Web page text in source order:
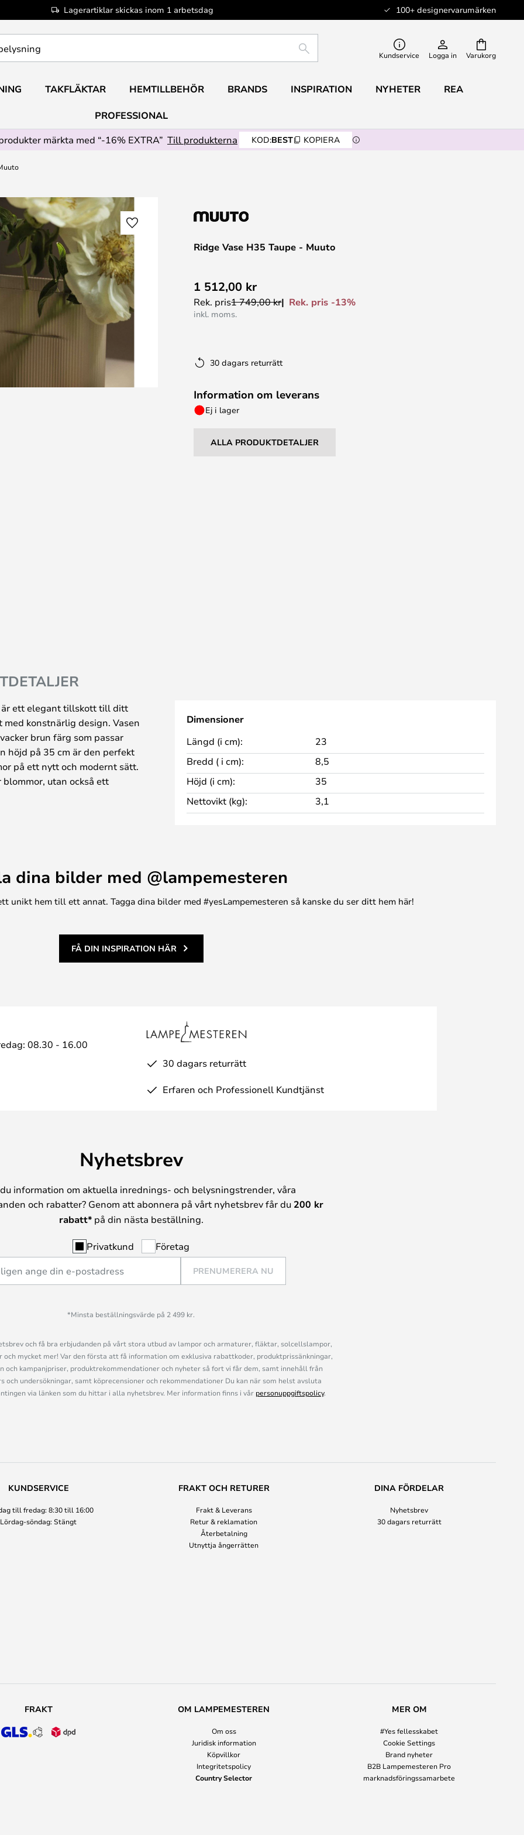
Lagerartiklar skickas inom 1 arbetsdag 100+ designervarumärken
Varukorg
SÖK Kundservice Logga in
TAKFLÄKTAR HEMTILLBEHÖR BRANDS INSPIRATION NYHETER REA
PROFESSIONAL
märkta med “-16% EXTRA” Till produkterna KOD:BEST KOPIERA
Ridge Vase H35 Taupe - Muuto
1 512,00 kr
Rek. pris1 749,00 kr Rek. pris -13%
inkl. moms.
30 dagars returrätt
Information om leverans
Ej i lager
ALLA PRODUKTDETALJER
är ett elegant tillskott till ditt
konstnärlig design. Vasen
brun färg som passar
höjd på 35 cm är den perfekt
på ett nytt och modernt sätt.
utan också ett
åt rummet även när den är
Vase från Muuto att vara ett
Dimensioner
Längd (i cm):
23
Bredd ( i cm):
8,5
Höjd (i cm):
35
Nettovikt (kg):
3,1
dina bilder med @lampemesteren
unikt hem till ett annat. Tagga dina bilder med #yesLampemesteren så kanske du ser ditt hem här!
FÅ DIN INSPIRATION HÄR
08.30 - 16.00
30 dagars returrätt
Erfaren och Professionell Kundtjänst
Nyhetsbrev
information om aktuella inrednings- och belysningstrender, våra
och rabatter? Genom att abonnera på vårt nyhetsbrev får du 200 kr
rabatt*på din nästa beställning.
Privatkund Företag
PRENUMERERA NU
*Minsta beställningsvärde på 2 499 kr.
och få bra erbjudanden på vårt stora utbud av lampor och armaturer, fläktar, solcellslampor,
och mycket mer! Var den första att få information om exklusiva rabattkoder, produktprissänkningar,
och kampanjpriser, produktrekommendationer och nyheter så fort vi får dem, samt innehåll från
och undersökningar, samt köprecensioner och rekommendationer Du kan när som helst avsluta
via länken som du hittar i alla nyhetsbrev. Mer information finns i vår personuppgiftspolicy.
KUNDSERVICE
till fredag: 8:30 till 16:00
Lördag-söndag: Stängt
FRAKT OCH RETURER
Frakt & Leverans
Retur & reklamation
Återbetalning
Utnyttja ångerrätten
DINA FÖRDELAR
Nyhetsbrev
30 dagars returrätt
FRAKT OM LAMPEMESTEREN
Om oss
Juridisk information
Köpvillkor
Integritetspolicy
Country Selector
MER OM
#Yes fellesskabet
Cookie Settings
Brand nyheter
B2B Lampemesteren Pro
marknadsföringssamarbete